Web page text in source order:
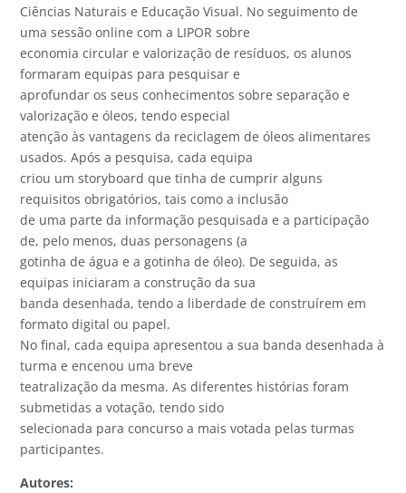
Ciências Naturais e Educação Visual. No seguimento de
uma sessão online com a LIPOR sobre
economia circular e valorização de resíduos, os alunos
formaram equipas para pesquisar e
aprofundar os seus conhecimentos sobre separação e
valorização e óleos, tendo especial
atenção às vantagens da reciclagem de óleos alimentares
usados. Após a pesquisa, cada equipa
criou um storyboard que tinha de cumprir alguns
requisitos obrigatórios, tais como a inclusão
de uma parte da informação pesquisada e a participação
de, pelo menos, duas personagens (a
gotinha de água e a gotinha de óleo). De seguida, as
equipas iniciaram a construção da sua
banda desenhada, tendo a liberdade de construírem em
formato digital ou papel.
No final, cada equipa apresentou a sua banda desenhada à
turma e encenou uma breve
teatralização da mesma. As diferentes histórias foram
submetidas a votação, tendo sido
selecionada para concurso a mais votada pelas turmas
participantes.
Autores: